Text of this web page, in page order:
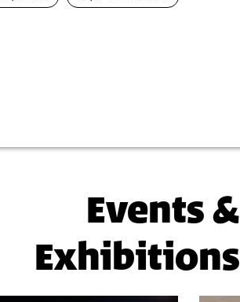
Events &
Exhibitions